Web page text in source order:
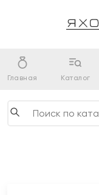
Главная Каталог